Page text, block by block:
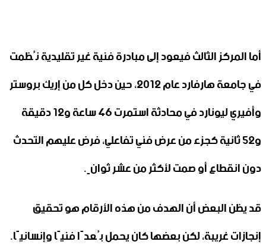
أما المركز الثالث فيعود إلى مبادرة فنية غير تقليدية نُظمت
في جامعة هارفارد عام 2012، حين دخل كل من إريك بروستر
وأفيري ليونارد في محادثة استمرت 46 ساعة و12 دقيقة
و52 ثانية كجزء من عرض فني تفاعلي، فرض عليهم التحدث
دون انقطاع أو صمت لأكثر من عشر ثوانٍ.
قد يظن البعض أن الهدف من هذه الأرقام هو تحقيق
إنجازات غريبة، لكن بعضها كان يحمل بُعدًا فنيًا وإنسانيًا.